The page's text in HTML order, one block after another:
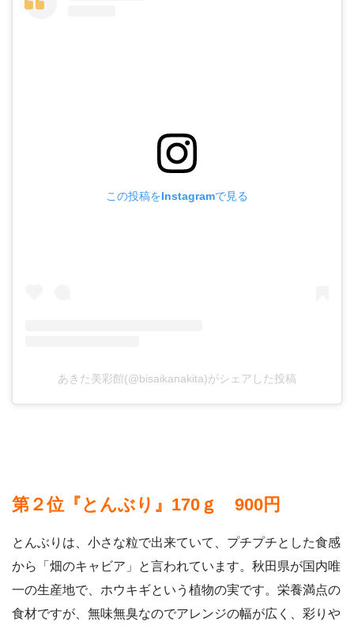
この投稿をInstagramで見る
あきた美彩館(@bisaikanakita)がシェアした投稿
第２位『とんぶり』170ｇ 900円
とんぶりは、小さな粒で出来ていて、プチプチとした食感
から「畑のキャビア」と言われています。秋田県が国内唯
一の生産地で、ホウキギという植物の実です。栄養満点の
食材ですが、無味無臭なのでアレンジの幅が広く、彩りや